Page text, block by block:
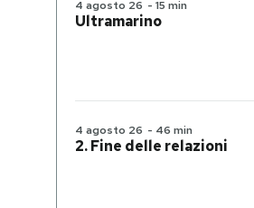
4 agosto 26 - 15 min
Ultramarino
4 agosto 26 - 46 min
2. Fine delle relazioni